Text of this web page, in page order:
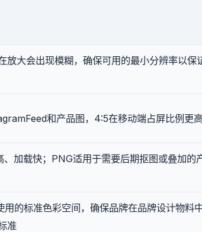
放大会出现模糊，确保可用的最小分辨率以保
和产品图，4:5在移动端占屏比例更
、加载快；PNG适用于需要后期抠图或叠加的
用的标准色彩空间，确保品牌在品牌设计物料
准